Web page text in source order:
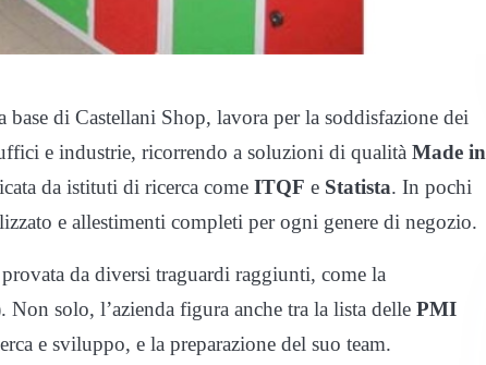
base di Castellani Shop, lavora per la soddisfazione dei
e industrie, ricorrendo a soluzioni di qualità Made in
da istituti di ricerca come ITQF e Statista. In pochi
e allestimenti completi per ogni genere di negozio.
da diversi traguardi raggiunti, come la
solo, l’azienda figura anche tra la lista delle PMI
e sviluppo, e la preparazione del suo team.